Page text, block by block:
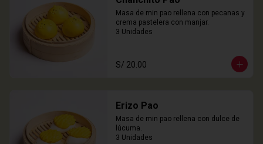
Masa de min pao rellena con pecanas y
crema pastelera con manjar.
3 Unidades
S/ 20.00
Erizo Pao
Masa de min pao rellena con dulce de
lúcuma.
3 Unidades